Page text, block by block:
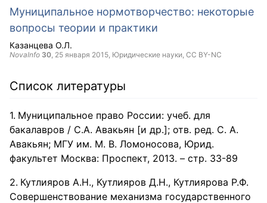
Муниципальное нормотворчество: некоторые
вопросы теории и практики
Казанцева О.Л.
NovaInfo 30, 25 января 2015, Юридические науки, CC BY-NC
Список литературы
Муниципальное право России: учеб. для
бакалавров / С.А. Авакьян [и др.]; отв. ред. С. А.
Авакьян; МГУ им. М. В. Ломоносова, Юрид.
факультет Москва: Проспект, 2013. – стр. 33-89
Кутлияров А.Н., Кутлияров Д.Н., Кутлиярова Р.Ф.
Совершенствование механизма государственного